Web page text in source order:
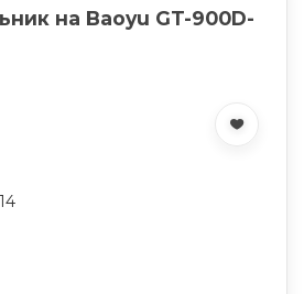
на Baoyu GT-900D-